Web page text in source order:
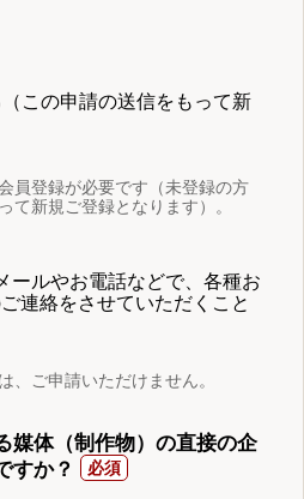
この申請の送信をもって新
員登録が必要です（未登録の方
て新規ご登録となります）。
ールやお電話などで、各種お
連絡をさせていただくこと
ご申請いただけません。
媒体（制作物）の直接の企
すか？